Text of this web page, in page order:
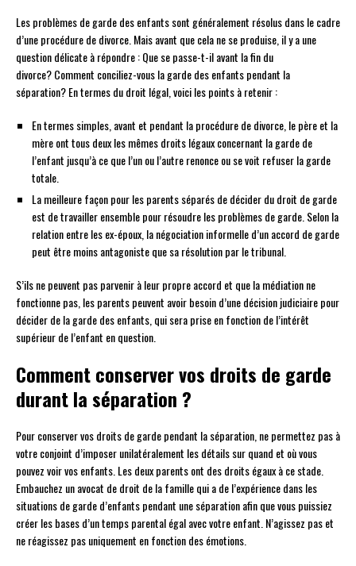
Les problèmes de garde des enfants sont généralement résolus dans le cadre
d’une procédure de divorce. Mais avant que cela ne se produise, il y a une
question délicate à répondre : Que se passe-t-il avant la fin du
divorce? Comment conciliez-vous la garde des enfants pendant la
séparation? En termes du droit légal, voici les points à retenir :
En termes simples, avant et pendant la procédure de divorce, le père et la
mère ont tous deux les mêmes droits légaux concernant la garde de
l’enfant jusqu’à ce que l’un ou l’autre renonce ou se voit refuser la garde
totale.
La meilleure façon pour les parents séparés de décider du droit de garde
est de travailler ensemble pour résoudre les problèmes de garde. Selon la
relation entre les ex-époux, la négociation informelle d’un accord de garde
peut être moins antagoniste que sa résolution par le tribunal.
S’ils ne peuvent pas parvenir à leur propre accord et que la médiation ne
fonctionne pas, les parents peuvent avoir besoin d’une décision judiciaire pour
décider de la garde des enfants, qui sera prise en fonction de l’intérêt
supérieur de l’enfant en question.
Comment conserver vos droits de garde
durant la séparation ?
Pour conserver vos droits de garde pendant la séparation, ne permettez pas à
votre conjoint d’imposer unilatéralement les détails sur quand et où vous
pouvez voir vos enfants. Les deux parents ont des droits égaux à ce stade.
Embauchez un avocat de droit de la famille qui a de l’expérience dans les
situations de garde d’enfants pendant une séparation afin que vous puissiez
créer les bases d’un temps parental égal avec votre enfant. N’agissez pas et
ne réagissez pas uniquement en fonction des émotions.